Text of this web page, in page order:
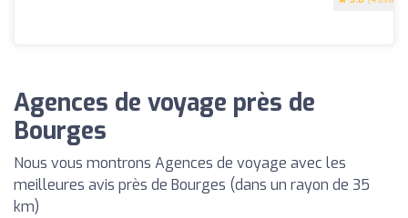
Agences de voyage près de
Bourges
Nous vous montrons Agences de voyage avec les
meilleures avis près de Bourges (dans un rayon de 35
km)